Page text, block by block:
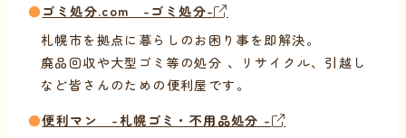
● ゴミ処分.com -ゴミ処分-
札幌市を拠点に暮らしのお困り事を即解決。
廃品回収や大型ゴミ等の処分 、リサイクル、引越し
など皆さんのための便利屋です。
●便利マン -札幌ゴミ・不用品処分 -